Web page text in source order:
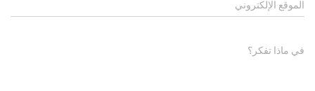
الموقع الإلكتروني
في ماذا تفكر؟